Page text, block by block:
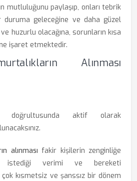
mutluluğunu paylaşıp, onları tebrik
duruma geleceğine ve daha güzel
huzurlu olacağına, sorunların kısa
işaret etmektedir.
Alınması
doğrultusunda aktif olarak
alınması fakir kişilerin zenginliğe
istediği verimi ve bereketi
kısmetsiz ve şanssız bir dönem